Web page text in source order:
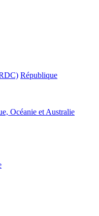
République
Océanie et Australie